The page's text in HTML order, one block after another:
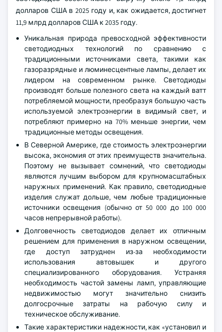
долларов США в 2025 году и, как ожидается, достигнет
11,9 млрд долларов США к 2035 году.
Уникальная природа превосходной эффективности
светодиодных технологий по сравнению с
традиционными источниками света, такими как
газоразрядные и люминесцентные лампы, делает их
лидером на современном рынке. Светодиоды
производят больше полезного света на каждый ватт
потребляемой мощности, преобразуя большую часть
используемой электроэнергии в видимый свет, и
потребляют примерно на 70% меньше энергии, чем
традиционные методы освещения.
В Северной Америке, где стоимость электроэнергии
высока, экономия от этих преимуществ значительна.
Поэтому не вызывает сомнений, что светодиоды
являются лучшим выбором для крупномасштабных
наружных применений. Как правило, светодиодные
изделия служат дольше, чем любые традиционные
источники освещения (обычно от 50 000 до 100 000
часов непрерывной работы).
Долговечность светодиодов делает их отличным
решением для применения в наружном освещении,
где доступ затруднен из-за необходимости
использования автовышек и другого
специализированного оборудования. Устраняя
необходимость частой замены ламп, управляющие
недвижимостью могут значительно снизить
долгосрочные затраты на рабочую силу и
техническое обслуживание.
Такие характеристики надежности, как «установил и